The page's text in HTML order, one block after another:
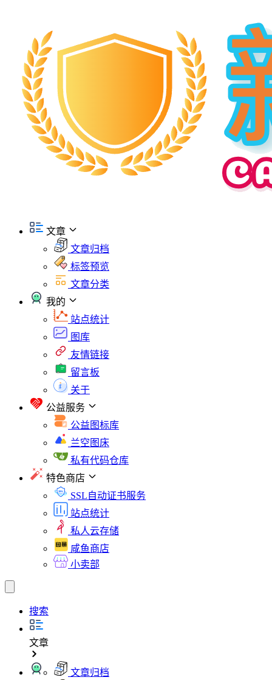
文章
文章归档
标签预览
文章分类
我的
站点统计
图库
友情链接
留言板
关于
公益服务
公益图标库
兰空图床
私有代码仓库
特色商店
SSL自动证书服务
站点统计
私人云存储
咸鱼商店
小卖部
搜索
文章
文章归档